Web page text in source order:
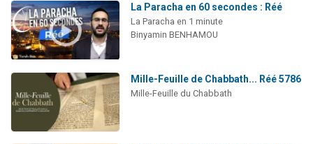
La Paracha en 60 secondes : Réé
La Paracha en 1 minute
Binyamin BENHAMOU
Mille-Feuille de Chabbath... Réé 5786
Mille-Feuille du Chabbath